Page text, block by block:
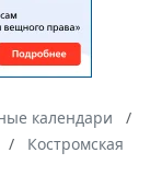
календари
Костромская